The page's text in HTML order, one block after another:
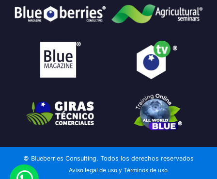
© Blueberries Consulting. Todos los derechos reservados
Aviso legal de uso y Términos de uso